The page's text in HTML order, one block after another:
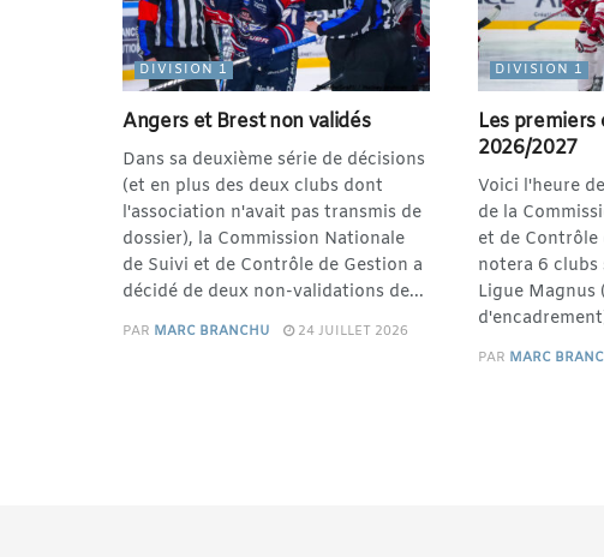
DIVISION 1
Angers et Brest non validés
Dans sa deuxième série de décisions
(et en plus des deux clubs dont
l'association n'avait pas transmis de
dossier), la Commission Nationale
de Suivi et de Contrôle de Gestion a
décidé de deux non-validations de...
PAR MARC BRANCHU 24 JUILLET 2026
DIVISION 1
Les premiers
2026/2027
Voici l'heure
de la
et de Contrôle
notera 6 clubs
Ligue Magnus
PAR MARC